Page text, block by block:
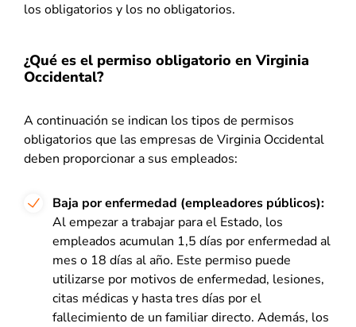
los obligatorios y los no obligatorios.
¿Qué es el permiso obligatorio en Virginia
Occidental?
A continuación se indican los tipos de permisos
obligatorios que las empresas de Virginia Occidental
deben proporcionar a sus empleados:
Baja por enfermedad (empleadores públicos):
Al empezar a trabajar para el Estado, los
empleados acumulan 1,5 días por enfermedad al
mes o 18 días al año. Este permiso puede
utilizarse por motivos de enfermedad, lesiones,
citas médicas y hasta tres días por el
fallecimiento de un familiar directo. Además, los